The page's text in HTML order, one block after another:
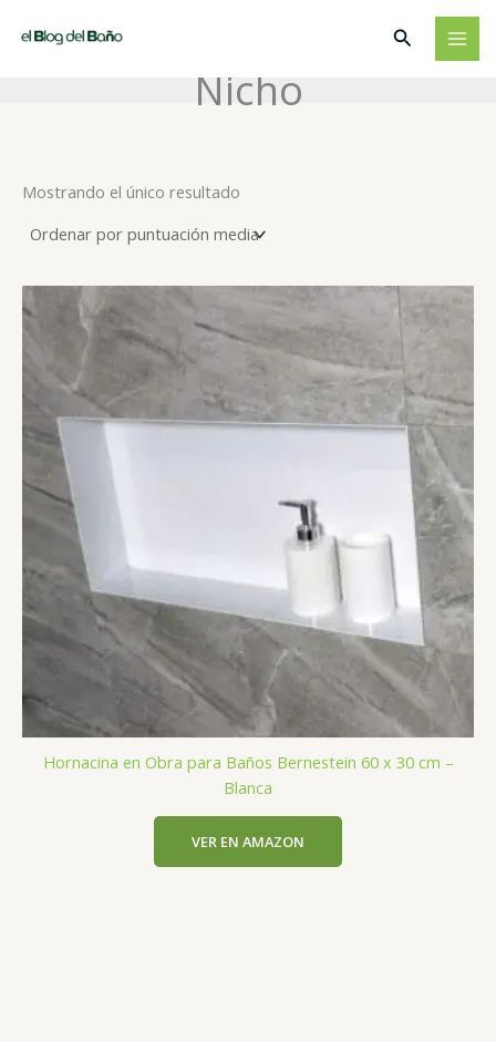
Buscar
Nicho
Mostrando el único resultado
Hornacina en Obra para Baños Bernestein 60 x 30 cm –
Blanca
VER EN AMAZON